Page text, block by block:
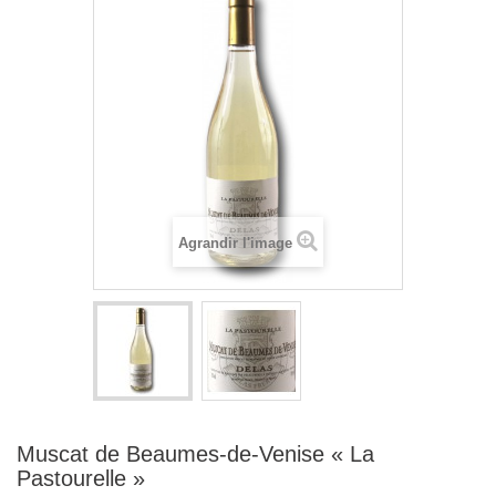
Agrandir l'image
Muscat de Beaumes-de-Venise « La
Pastourelle »